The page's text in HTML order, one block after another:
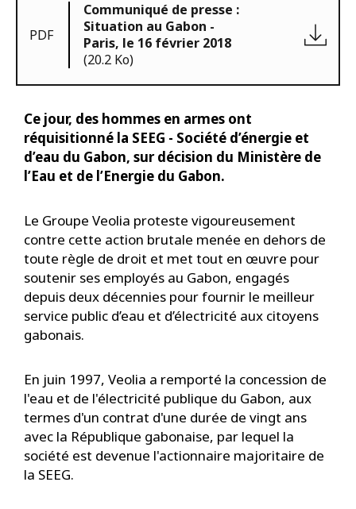
PDF
Communiqué de presse :
Situation au Gabon -
Paris, le 16 février 2018
(20.2 Ko)
Ce jour, des hommes en armes ont
réquisitionné la SEEG - Société d’énergie et
d’eau du Gabon, sur décision du Ministère de
l’Eau et de l’Energie du Gabon.
Le Groupe Veolia proteste vigoureusement
contre cette action brutale menée en dehors de
toute règle de droit et met tout en œuvre pour
soutenir ses employés au Gabon, engagés
depuis deux décennies pour fournir le meilleur
service public d’eau et d’électricité aux citoyens
gabonais.
En juin 1997, Veolia a remporté la concession de
l'eau et de l'électricité publique du Gabon, aux
termes d'un contrat d'une durée de vingt ans
avec la République gabonaise, par lequel la
société est devenue l'actionnaire majoritaire de
la SEEG.